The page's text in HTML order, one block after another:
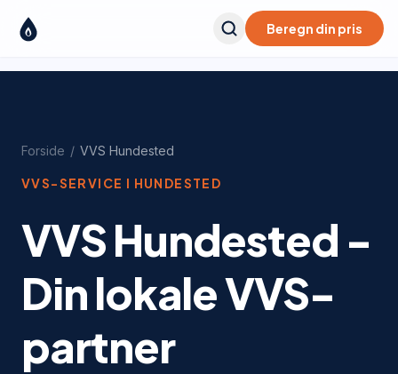
Beregn din pris
Forside / VVS Hundested
VVS-SERVICE I HUNDESTED
VVS Hundested -
Din lokale VVS-
partner